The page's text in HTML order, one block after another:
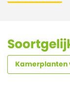
Kamerplanten